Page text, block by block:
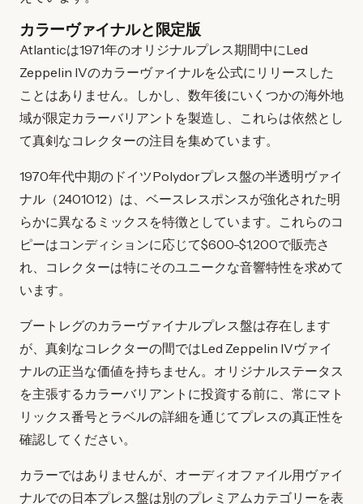
カラーヴァイナルと限定版
Atlanticは1971年のオリジナルプレス期間中にLed
Zeppelin IVのカラーヴァイナルを公式にリリースした
ことはありません。しかし、数年後にいくつかの海外地
域が限定カラーバリアントを製造し、これらは依然とし
て真剣なコレクターの注目を集めています。
1970年代中期のドイツPolydorプレス盤の半透明ヴァイ
ナル（2401012）は、ベースレスポンスが強化された明
らかに異なるミックスを特徴としています。これらのコ
ピーはコンディションに応じて$600-$1,200で販売さ
れ、コレクターは特にそのユニークな音響特性を求めて
います。
ブートレグのカラーヴァイナルプレス盤は存在します
が、真剣なコレクターの間ではLed Zeppelin IVヴァイ
ナルの正当な価値を持ちません。オリジナルステータス
を主張するカラーバリアントに投資する前に、常にマト
リックス番号とラベルの詳細を通じてプレスの真正性を
確認してください。
カラーではありませんが、オーディオファイル用ヴァイ
ナルでの日本プレス盤は別のプレミアムカテゴリーを表